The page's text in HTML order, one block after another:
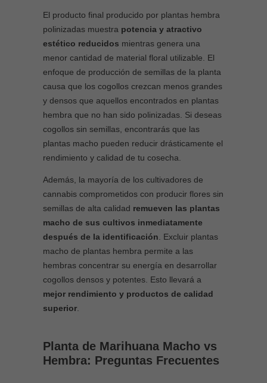
El producto final producido por plantas hembra
polinizadas muestra potencia y atractivo
estético reducidos mientras genera una
menor cantidad de material floral utilizable. El
enfoque de producción de semillas de la planta
causa que los cogollos crezcan menos grandes
y densos que aquellos encontrados en plantas
hembra que no han sido polinizadas. Si deseas
cogollos sin semillas, encontrarás que las
plantas macho pueden reducir drásticamente el
rendimiento y calidad de tu cosecha.
Además, la mayoría de los cultivadores de
cannabis comprometidos con producir flores sin
semillas de alta calidad remueven las plantas
macho de sus cultivos inmediatamente
después de la identificación. Excluir plantas
macho de plantas hembra permite a las
hembras concentrar su energía en desarrollar
cogollos densos y potentes. Esto llevará a
mejor rendimiento y productos de calidad
superior.
Planta de Marihuana Macho vs
Hembra: Preguntas Frecuentes